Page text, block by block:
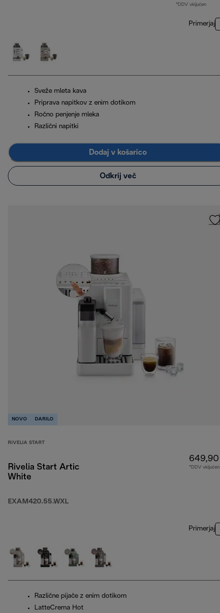
*DDV vključen
Primerjaj
Sveže mleta kava
Priprava napitkov z enim dotikom
Ročno penjenje mleka
Različni napitki
Dodaj v košarico
Odkrij več
NOVO DARILO
RIVELIA START
Rivelia Start Artic
White
EXAM420.55.WXL
*DDV vključen
Primerjaj
Različne pijače z enim dotikom
LatteCrema Hot